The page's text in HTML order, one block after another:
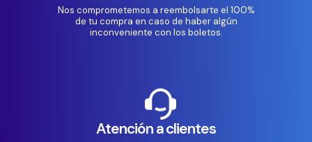
Nos comprometemos a reembolsarte el 100%
de tu compra en caso de haber algún
inconveniente con los boletos.
Atención a clientes